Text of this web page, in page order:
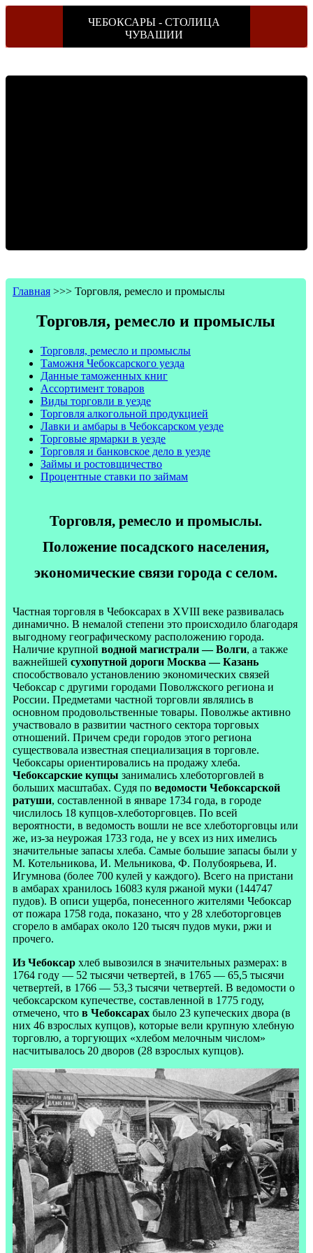
ЧЕБОКСАРЫ - СТОЛИЦА
ЧУВАШИИ
Главная >>> Торговля, ремесло и промыслы
Торговля, ремесло и промыслы
Торговля, ремесло и промыслы
Таможня Чебоксарского уезда
Данные таможенных книг
Ассортимент товаров
Виды торговли в уезде
Торговля алкогольной продукцией
Лавки и амбары в Чебоксарском уезде
Торговые ярмарки в уезде
Торговля и банковское дело в уезде
Займы и ростовщичество
Процентные ставки по займам
Торговля, ремесло и промыслы.
Положение посадского населения,
экономические связи города с селом.
Частная торговля в Чебоксарах в XVIII веке развивалась
динамично. В немалой степени это происходило благодаря
выгодному географическому расположению города.
Наличие крупной водной магистрали — Волги, а также
важнейшей сухопутной дороги Москва — Казань
способствовало установлению экономических связей
Чебоксар с другими городами Поволжского региона и
России. Предметами частной торговли являлись в
основном продовольственные товары. Поволжье активно
участвовало в развитии частного сектора торговых
отношений. Причем среди городов этого региона
существовала известная специализация в торговле.
Чебоксары ориентировались на продажу хлеба.
Чебоксарские купцы занимались хлеботорговлей в
больших масштабах. Судя по ведомости Чебоксарской
ратуши, составленной в январе 1734 года, в городе
числилось 18 купцов-хлеботорговцев. По всей
вероятности, в ведомость вошли не все хлеботорговцы или
же, из-за неурожая 1733 года, не у всех из них имелись
значительные запасы хлеба. Самые большие запасы были у
М. Котельникова, И. Мельникова, Ф. Полубоярьева, И.
Игумнова (более 700 кулей у каждого). Всего на пристани
в амбарах хранилось 16083 куля ржаной муки (144747
пудов). В описи ущерба, понесенного жителями Чебоксар
от пожара 1758 года, показано, что у 28 хлеботорговцев
сгорело в амбарах около 120 тысяч пудов муки, ржи и
прочего.
Из Чебоксар хлеб вывозился в значительных размерах: в
1764 году — 52 тысячи четвертей, в 1765 — 65,5 тысячи
четвертей, в 1766 — 53,3 тысячи четвертей. В ведомости о
чебоксарском купечестве, составленной в 1775 году,
отмечено, что в Чебоксарах было 23 купеческих двора (в
них 46 взрослых купцов), которые вели крупную хлебную
торговлю, а торгующих «хлебом мелочным числом»
насчитывалось 20 дворов (28 взрослых купцов).